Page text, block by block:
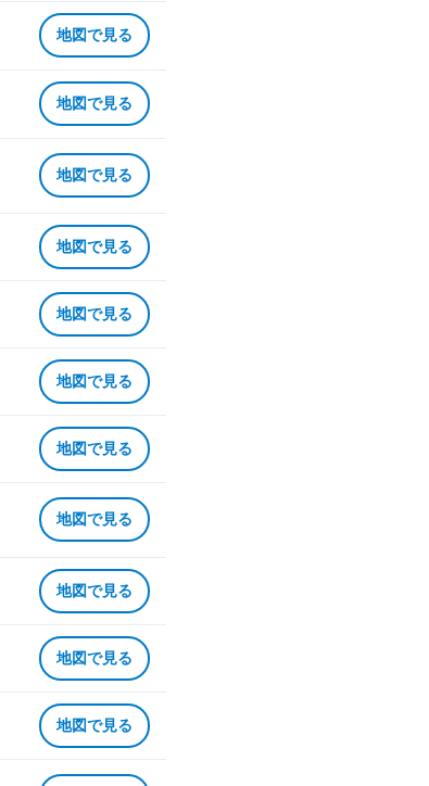
地図で見る
地図で見る
地図で見る
地図で見る
地図で見る
地図で見る
地図で見る
地図で見る
地図で見る
地図で見る
地図で見る